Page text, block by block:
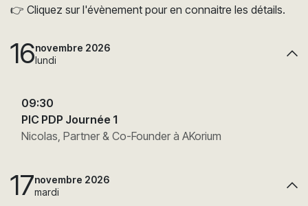
👉 Cliquez sur l'évènement pour en connaitre les détails.
16novembre 2026
lundi
09:30
PIC PDP Journée 1
Nicolas, Partner & Co-Founder à AKorium
17novembre 2026
mardi